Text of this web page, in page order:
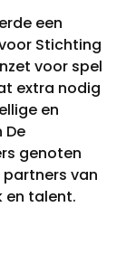
een
Stichting
voor spel
extra nodig
en
De
genoten
van
en talent.